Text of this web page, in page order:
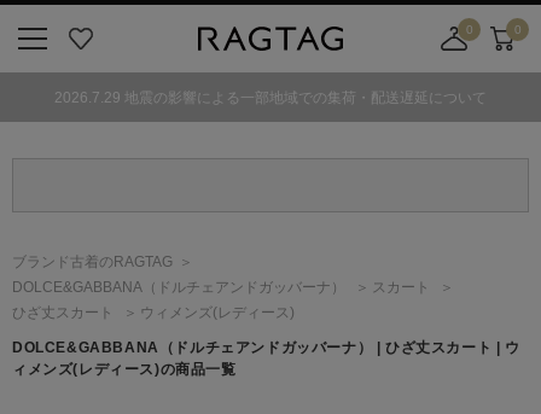
気
0
舗
カ
0
2026.7.29 地震の影響による一部地域での集荷・配送遅延について
ブランド古着のRAGTAG
DOLCE&GABBANA （ドルチェアンドガッバーナ）
スカート
ひざ丈スカート
ウィメンズ(レディース)
DOLCE&GABBANA （ドルチェアンドガッバーナ）
| ひざ丈スカート | ウ
ィメンズ(レディース)の商品一覧